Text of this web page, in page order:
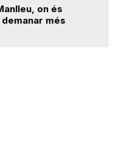
on és
més